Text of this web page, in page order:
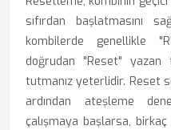
sıfırdan başlatmasını
kombilerde genellikle
doğrudan "Reset" yazan
tutmanız yeterlidir. Reset
ardından ateşleme
çalışmaya başlarsa,